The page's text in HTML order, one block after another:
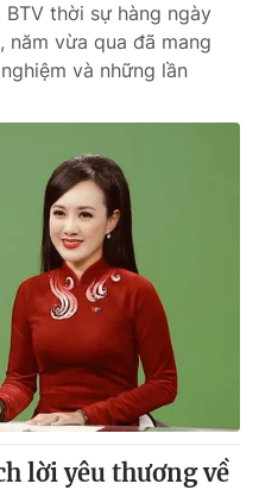
897
nếu không có sự chấp
thời sự hàng ngày
vừa qua đã mang
và những lần
lời yêu thương về